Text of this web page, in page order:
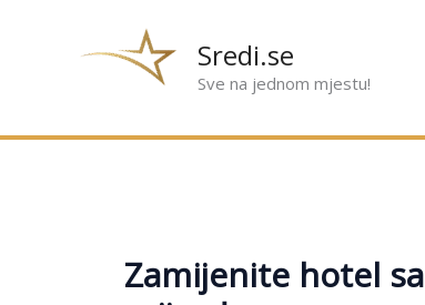
Sredi.se
Sve na jednom mjestu!
Zamijenite hotel